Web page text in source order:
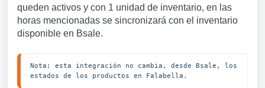
queden activos y con 1 unidad de inventario, en las
horas mencionadas se sincronizará con el inventario
disponible en Bsale.
Nota: esta integración no cambia, desde Bsale, los
estados de los productos en Falabella.